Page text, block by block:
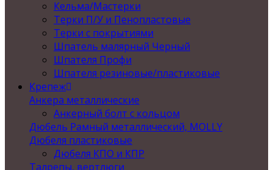
Кельма/Мастерки
Терки П/У и Пенопластовые
Терки с покрытиями
Шпатель малярный Черный
Шпателя Профи
Шпателя резиновые/пластиковые
Крепеж
Анкера металлические
Анкерный болт с кольцом
Дюбель Рамный металлический, MOLLY
Дюбеля пластиковые
Дюбеля КПО и КПР
Талрепы, вертлюги